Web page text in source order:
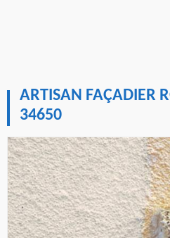
ARTISAN FAÇADIER
34650